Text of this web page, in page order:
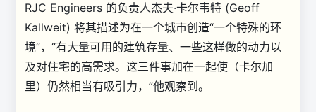
RJC Engineers 的负责人杰夫·卡尔韦特 (Geoff
Kallweit) 将其描述为在一个城市创造“一个特殊的环
境”，“有大量可用的建筑存量、一些这样做的动力以
及对住宅的高需求。这三件事加在一起使（卡尔加
里）仍然相当有吸引力，”他观察到。